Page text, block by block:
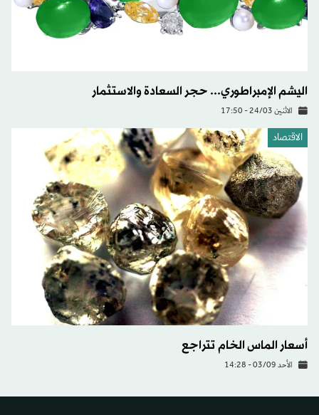
اليشم الإمبراطوري... حجر السعادة والاستثمار
الاثنين 24/03 - 17:50
الاقتصاد
أسعار الماس الخام تتراجع
الأحد 03/09 - 14:28